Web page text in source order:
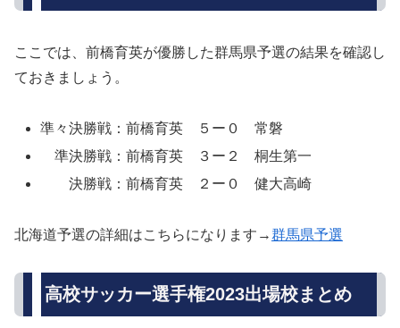
ここでは、前橋育英が優勝した群馬県予選の結果を確認し
ておきましょう。
準々決勝戦：前橋育英 ５ー０ 常磐
準決勝戦：前橋育英 ３ー２ 桐生第一
決勝戦：前橋育英 ２ー０ 健大高崎
北海道予選の詳細はこちらになります→群馬県予選
高校サッカー選手権2023出場校まとめ